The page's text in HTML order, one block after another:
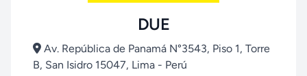
DUE
Av. República de Panamá N°3543, Piso 1, Torre
B, San Isidro 15047, Lima - Perú